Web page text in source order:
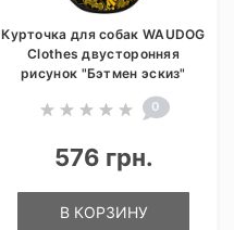
Курточка для собак WAUDOG
Clothes двусторонняя
рисунок "Бэтмен эскиз"
0
576 грн.
В КОРЗИНУ